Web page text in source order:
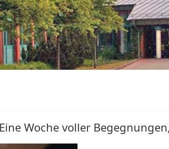
Woche voller